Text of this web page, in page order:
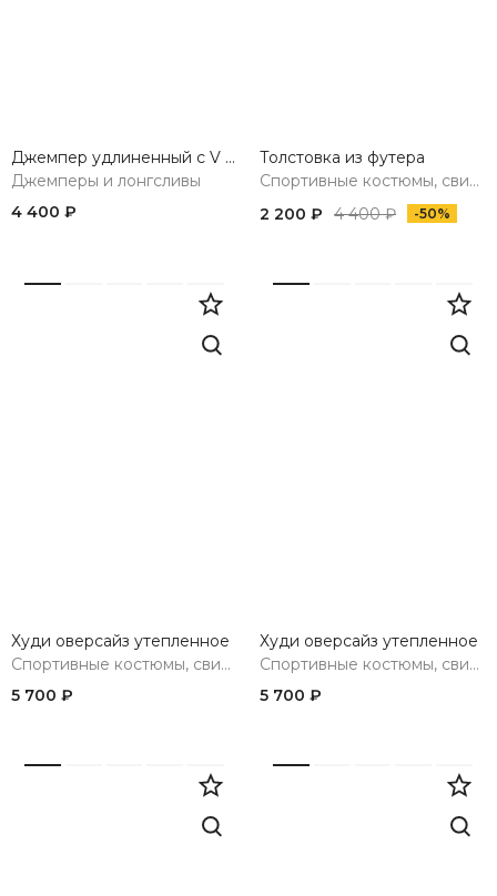
Джемпер удлиненный с V вырезом
Джемперы и лонгсливы
4 400 ₽
Толстовка из футера
Спортивные костюмы, свитшоты, худи, брюки
2 200 ₽
4 400 ₽ -50%
Худи оверсайз утепленное
Спортивные костюмы, свитшоты, худи, брюки
5 700 ₽
Худи оверсайз утепленное
Спортивные костюмы, свитшоты, худи, брюки
5 700 ₽